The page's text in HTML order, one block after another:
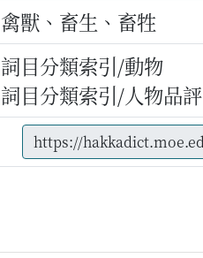
禽獸、畜生、畜牲
詞目分類索引/動物
詞目分類索引/人物品評